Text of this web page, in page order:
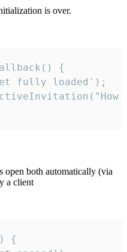
is over.
{
fully loaded');
open both automatically (via
a client
{